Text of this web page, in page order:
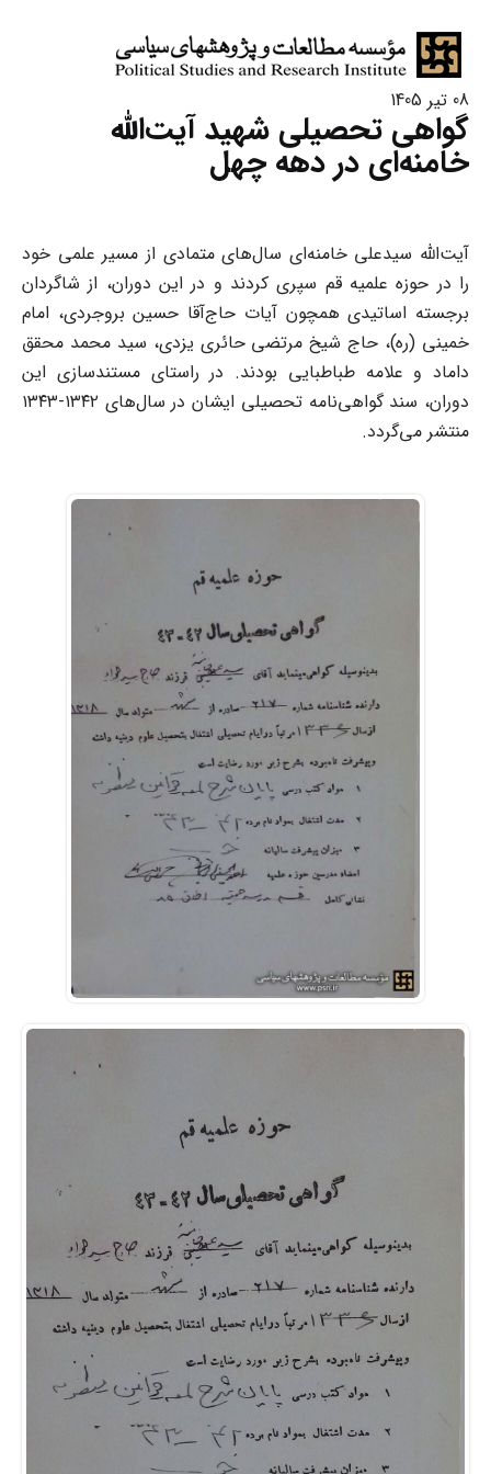
08 تیر 1405
گواهی تحصیلی شهید آیت‌الله
خامنه‌ای در دهه چهل
آیت‌الله سیدعلی خامنه‌ای سال‌های متمادی از مسیر علمی خود
را در حوزه علمیه قم سپری کردند و در این دوران، از شاگردان
برجسته اساتیدی همچون آیات‌ حاج‌آقا حسین بروجردی، امام
خمینی (ره)، حاج شیخ مرتضی حائری یزدی، سید محمد محقق
داماد و علامه طباطبایی بودند. در راستای مستندسازی این
دوران، سند گواهی‌نامه تحصیلی ایشان در سال‌های ۱۳۴۲-۱۳۴۳
منتشر می‌گردد.